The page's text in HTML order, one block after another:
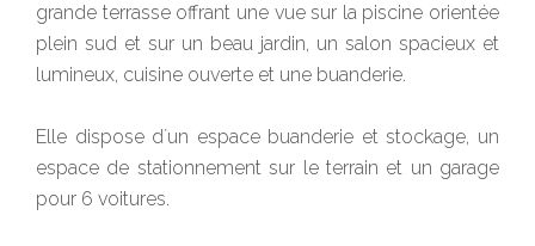
grande terrasse offrant une vue sur la piscine orientée
plein sud et sur un beau jardin, un salon spacieux et
lumineux, cuisine ouverte et une buanderie.
Elle dispose d´un espace buanderie et stockage, un
espace de stationnement sur le terrain et un garage
pour 6 voitures.